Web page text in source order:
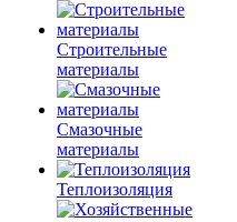
Строительные
материалы
Смазочные
материалы
Теплоизоляция